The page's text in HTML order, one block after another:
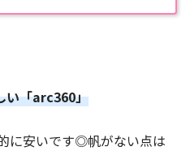
い「arc360」
に安いです◎帆がない点は